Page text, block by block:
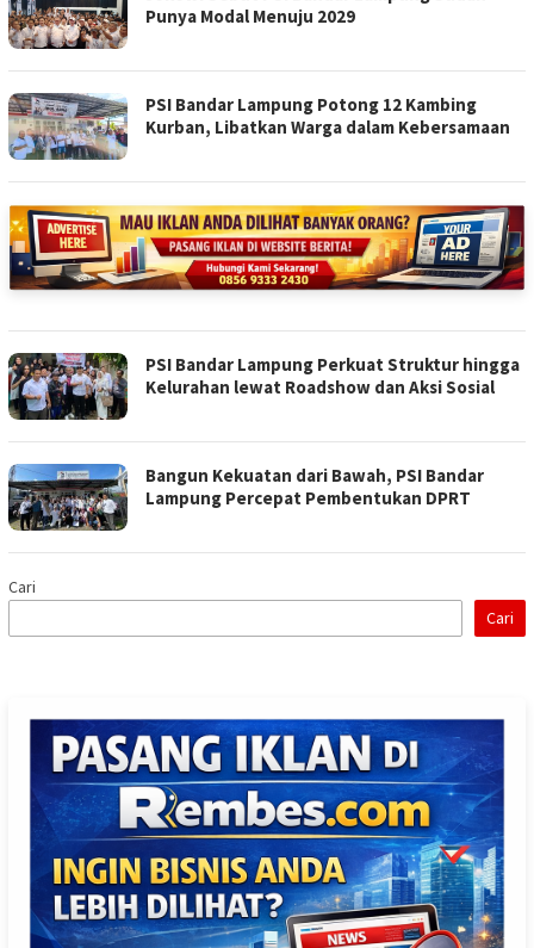
Punya Modal Menuju 2029
PSI Bandar Lampung Potong 12 Kambing
Kurban, Libatkan Warga dalam Kebersamaan
PSI Bandar Lampung Perkuat Struktur hingga
Kelurahan lewat Roadshow dan Aksi Sosial
Bangun Kekuatan dari Bawah, PSI Bandar
Lampung Percepat Pembentukan DPRT
Cari
Cari